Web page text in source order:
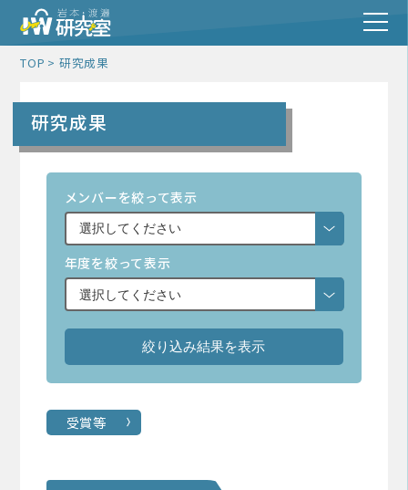
TOP 研究成果
研究成果
メンバーを絞って表示
年度を絞って表示
受賞等